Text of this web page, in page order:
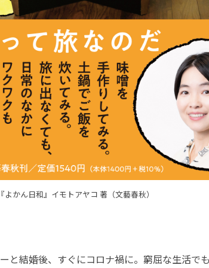
『よかん日和』イモトアヤコ 著（文藝春秋）
と結婚後、すぐにコロナ禍に。窮屈な生活で